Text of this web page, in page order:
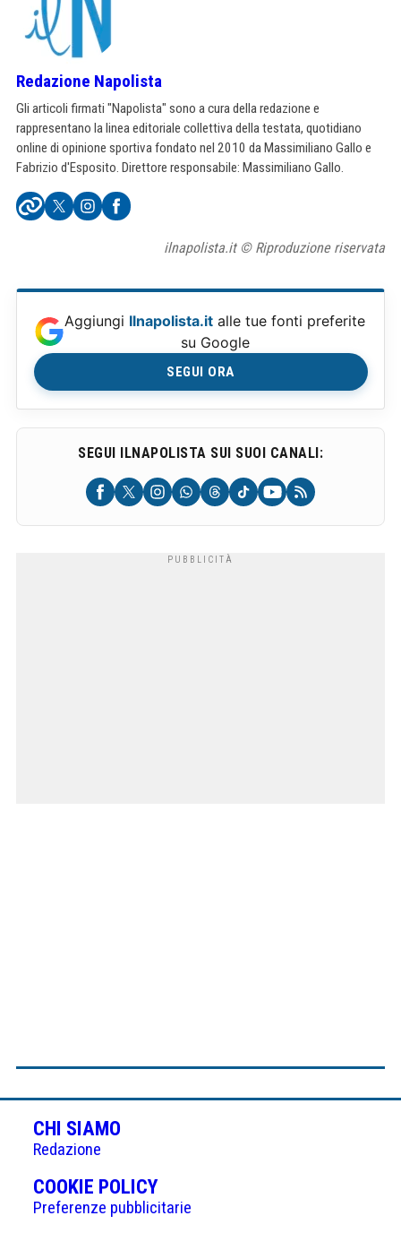
Redazione Napolista
Gli articoli firmati "Napolista" sono a cura della redazione e
rappresentano la linea editoriale collettiva della testata, quotidiano
online di opinione sportiva fondato nel 2010 da Massimiliano Gallo e
Fabrizio d'Esposito. Direttore responsabile: Massimiliano Gallo.
ilnapolista.it © Riproduzione riservata
Aggiungi Ilnapolista.it alle tue fonti preferite
su Google
SEGUI ORA
SEGUI ILNAPOLISTA SUI SUOI CANALI:
CHI SIAMO
Redazione
COOKIE POLICY(APRE
IN
Preferenze pubblicitarie